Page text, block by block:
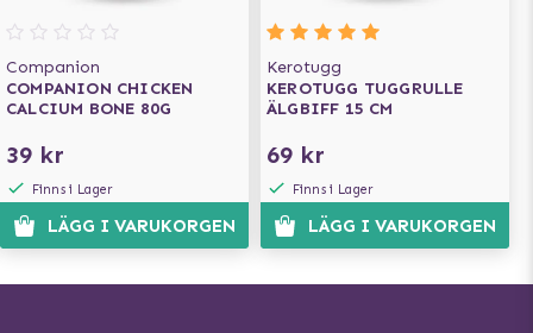
Companion
COMPANION CHICKEN
CALCIUM BONE 80G
39 kr
Finns i Lager
LÄGG I VARUKORGEN
Kerotugg
KEROTUGG TUGGRULLE
ÄLGBIFF 15 CM
69 kr
Finns i Lager
LÄGG I VARUKORGEN